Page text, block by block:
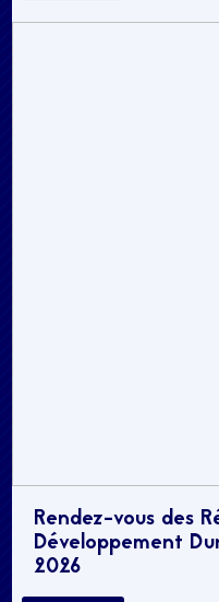
Rendez-vous des
Développement
2026